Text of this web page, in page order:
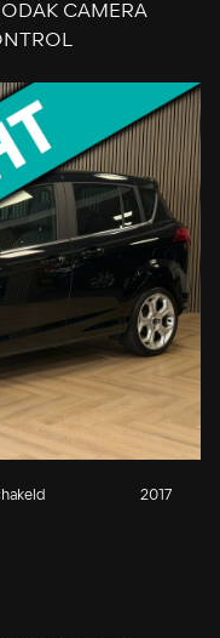
CAMERA
2017